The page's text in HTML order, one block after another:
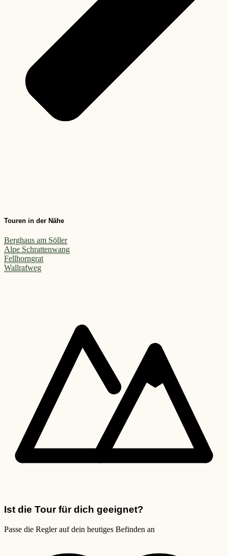
Touren in der Nähe
Berghaus am Söller
Alpe Schrattenwang
Fellhorngrat
Wallrafweg
Ist die Tour für dich geeignet?
Passe die Regler auf dein heutiges Befinden an